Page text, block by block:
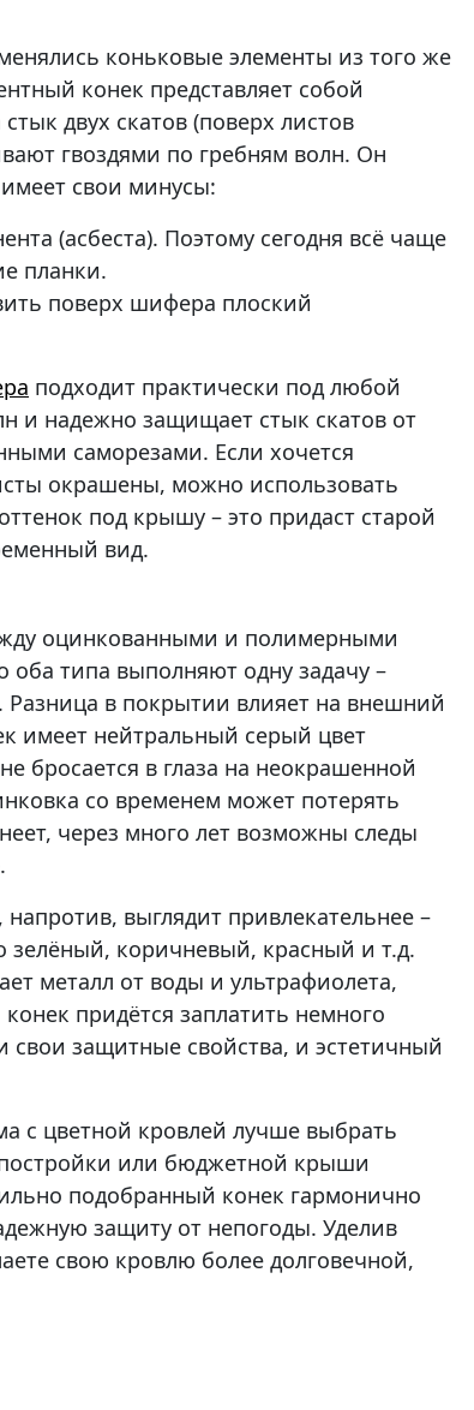
коньковые элементы из того же
конек представляет собой
двух скатов (поверх листов
гвоздями по гребням волн. Он
свои минусы:
(асбеста). Поэтому сегодня всё чаще
планки.
поверх шифера плоский
подходит практически под любой
и надежно защищает стык скатов от
саморезами. Если хочется
окрашены, можно использовать
под крышу – это придаст старой
вид.
оцинкованными и полимерными
типа выполняют одну задачу –
в покрытии влияет на внешний
имеет нейтральный серый цвет
бросается в глаза на неокрашенной
со временем может потерять
через много лет возможны следы
выглядит привлекательнее –
коричневый, красный и т.д.
металл от воды и ультрафиолета,
придётся заплатить немного
защитные свойства, и эстетичный
с цветной кровлей лучше выбрать
или бюджетной крыши
подобранный конек гармонично
защиту от непогоды. Уделив
свою кровлю более долговечной,